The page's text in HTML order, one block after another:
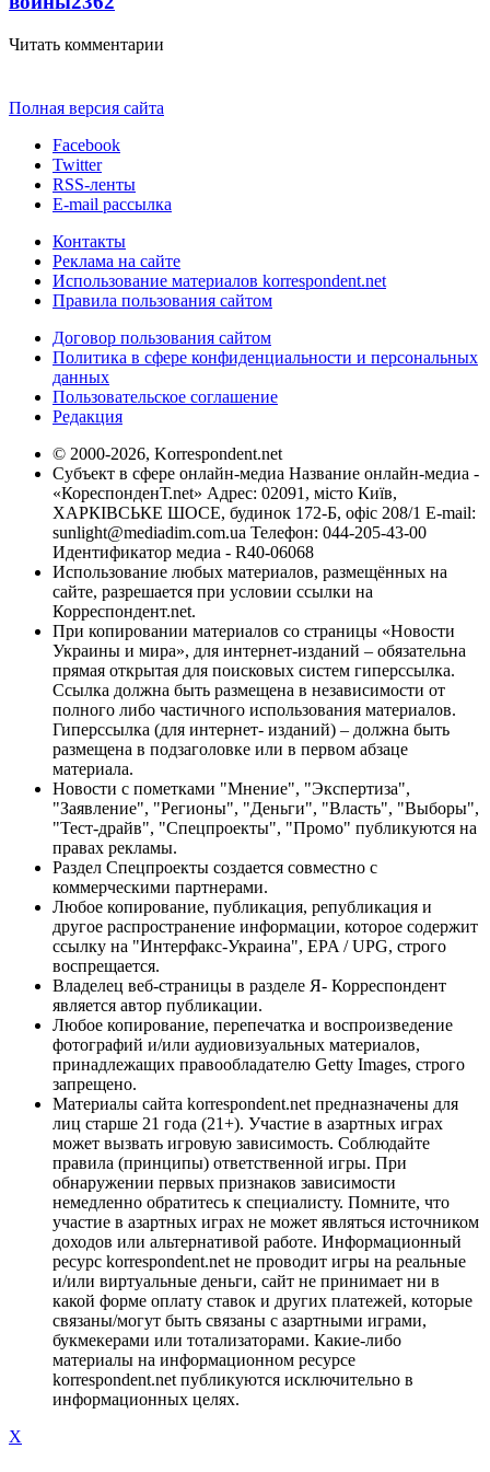
Читать комментарии
Полная версия сайта
Facebook
Twitter
RSS-ленты
E-mail рассылка
Контакты
Реклама на сайте
Использование материалов korrespondent.net
Правила пользования сайтом
Договор пользования сайтом
Политика в сфере конфиденциальности и персональных
данных
Пользовательское соглашение
Редакция
© 2000-2026, Korrespondent.net
Субъект в сфере онлайн-медиа Название онлайн-медиа -
«КореспонденТ.net» Адрес: 02091, місто Київ,
ХАРКІВСЬКЕ ШОСЕ, будинок 172-Б, офіс 208/1 E-mail:
sunlight@mediadim.com.ua Телефон: 044-205-43-00
Идентификатор медиа - R40-06068
Использование любых материалов, размещённых на
сайте, разрешается при условии ссылки на
Корреспондент.net.
При копировании материалов со страницы «Новости
Украины и мира», для интернет-изданий – обязательна
прямая открытая для поисковых систем гиперссылка.
Ссылка должна быть размещена в независимости от
полного либо частичного использования материалов.
Гиперссылка (для интернет- изданий) – должна быть
размещена в подзаголовке или в первом абзаце
материала.
Новости с пометками "Мнение", "Экспертиза",
"Заявление", "Регионы", "Деньги", "Власть", "Выборы",
"Тест-драйв", "Спецпроекты", "Промо" публикуются на
правах рекламы.
Раздел Спецпроекты создается совместно с
коммерческими партнерами.
Любое копирование, публикация, републикация и
другое распространение информации, которое содержит
ссылку на "Интерфакс-Украина", EPA / UPG, строго
воспрещается.
Владелец веб-страницы в разделе Я- Корреспондент
является автор публикации.
Любое копирование, перепечатка и воспроизведение
фотографий и/или аудиовизуальных материалов,
принадлежащих правообладателю Getty Images, строго
запрещено.
Материалы сайта korrespondent.net предназначены для
лиц старше 21 года (21+). Участие в азартных играх
может вызвать игровую зависимость. Соблюдайте
правила (принципы) ответственной игры. При
обнаружении первых признаков зависимости
немедленно обратитесь к специалисту. Помните, что
участие в азартных играх не может являться источником
доходов или альтернативой работе. Информационный
ресурс korrespondent.net не проводит игры на реальные
и/или виртуальные деньги, сайт не принимает ни в
какой форме оплату ставок и других платежей, которые
связаны/могут быть связаны с азартными играми,
букмекерами или тотализаторами. Какие-либо
материалы на информационном ресурсе
korrespondent.net публикуются исключительно в
информационных целях.
X